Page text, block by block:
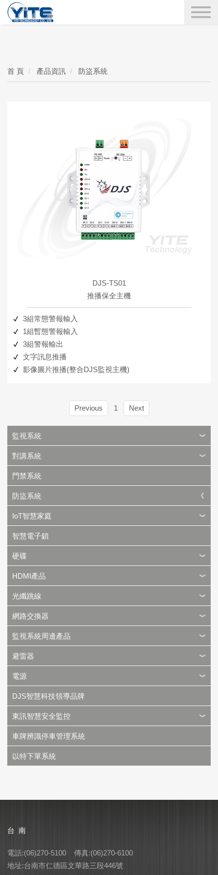
YITE Technology
首 頁 產品資訊 防盜系統
DJS-TS01
推播保全主機
3組常態警報輸入
1組暫態警報輸入
3組警報輸出
文字訊息推播
影像圖片推播(整合DJS監視主機)
Previous 1 Next
監視系統
對講系統
門禁系統
防盜系統
IoT智慧家庭
智慧電子鎖
硬碟
HDMI產品
光纖跳線
網路交換器
監視系統周邊產品
避雷器
電源
DJS智慧科技領導品牌
東訊智慧安全監控
車牌辨識停車管理系統
以特下單系統
台 南
電話:(06)270-5100 傳真:(06)270-6100
地址:台南市仁德區文華路三段446號